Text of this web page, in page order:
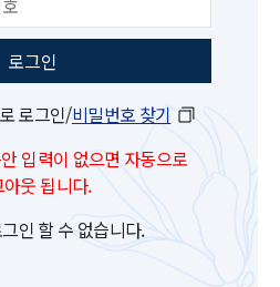
로그인/비밀번호 찾기
입력이 없으면 자동으로
웃 됩니다.
인 할 수 없습니다.